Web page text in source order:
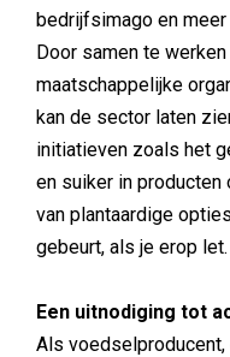
bedrijfsimago en
Door samen te
maatschappelijke
kan de sector laten
initiatieven zoals het
en suiker in producten
van plantaardige
gebeurt, als je erop let.
Een uitnodiging tot
Als